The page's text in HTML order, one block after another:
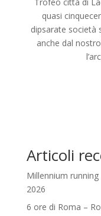
Trofeo città di
quasi
dipsarate società
anche dal
Articoli
Millennium
2026
6 ore di Roma –